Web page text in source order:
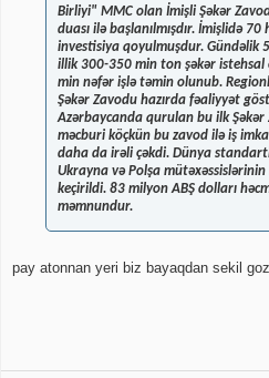
Birliyi" MMC olan İmişli Şəkər
duası ilə başlanılmışdır. İmişlidə
investisiya qoyulmuşdur. Gündəlik
illik 300-350 min ton şəkər istehsal
min nəfər işlə təmin olunub.
Şəkər Zavodu hazırda fəaliyyət
Azərbaycanda qurulan bu ilk Şəkər
məcburi köçkün bu zavod ilə iş
daha da irəli çəkdi. Dünya
Ukrayna və Polşa
keçirildi. 83 milyon ABŞ dolları
məmnundur.
pay atonnan yeri biz bayaqdan sekil